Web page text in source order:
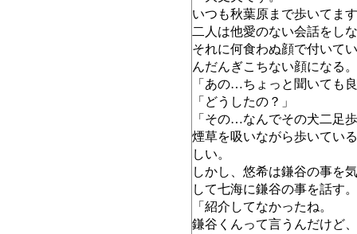
いつも秋葉原まで歩いてま
二人は他愛のない会話をし
それに何食わぬ顔で付いて
んだんぎこちない顔になる。
「あの…ちょっと聞いても
「どうしたの？」
「その…なんでその犬二足
煙草を吸いながら歩いてい
しい。
しかし、悠希は鎌谷の事を
して七海に鎌谷の事を話す。
「紹介してなかったね。
鎌谷くんって言うんだけど